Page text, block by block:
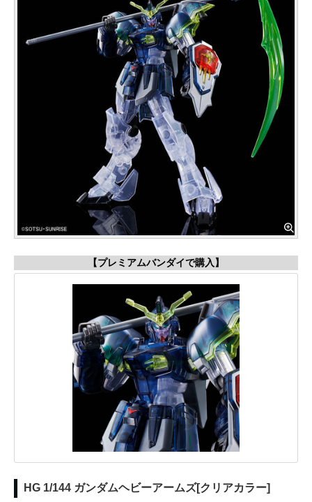
【プレミアムバンダイで購入】
HG 1/144 ガンダムヘビーアームズ[クリアカラー]